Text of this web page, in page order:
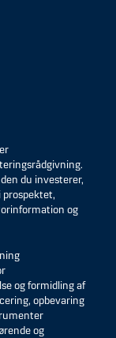
du investerer,
og
og formidling af
opbevaring
og